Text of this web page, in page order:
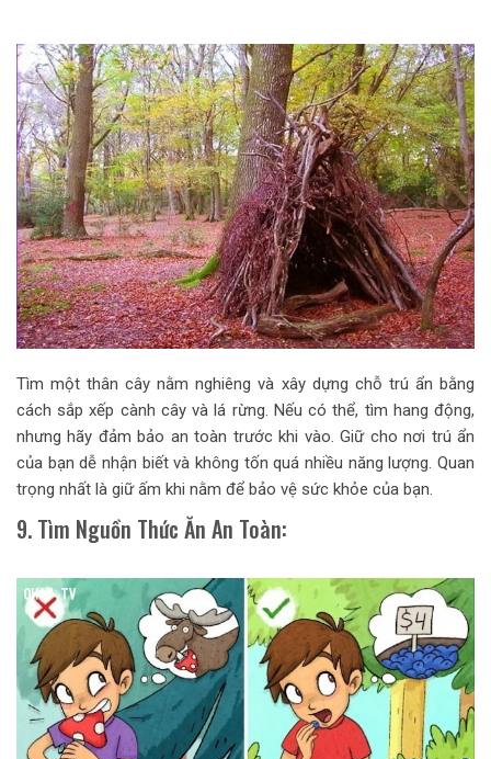
Tìm một thân cây nằm nghiêng và xây dựng chỗ trú ẩn bằng
cách sắp xếp cành cây và lá rừng. Nếu có thể, tìm hang động,
nhưng hãy đảm bảo an toàn trước khi vào. Giữ cho nơi trú ẩn
của bạn dễ nhận biết và không tốn quá nhiều năng lượng. Quan
trọng nhất là giữ ấm khi nằm để bảo vệ sức khỏe của bạn.
9. Tìm Nguồn Thức Ăn An Toàn: